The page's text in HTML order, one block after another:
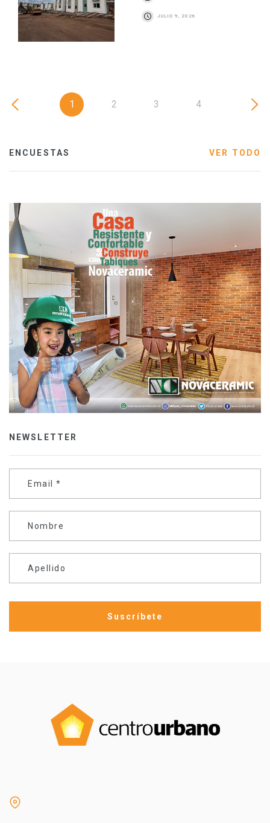
JULIO 9, 2026
1 2 3 4
ENCUESTAS VER TODO
NEWSLETTER
Email *
Nombre
Apellido